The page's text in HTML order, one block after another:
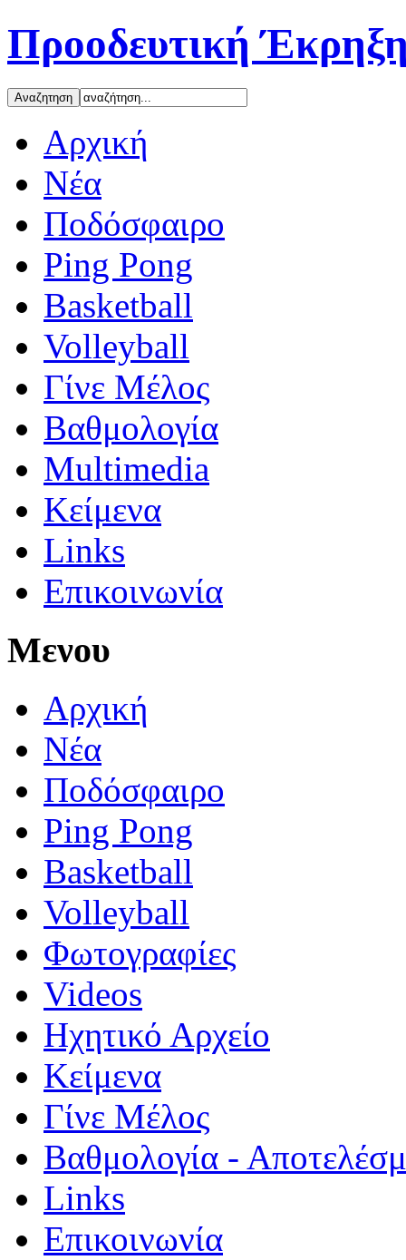
Προοδευτική
Αρχική
Νέα
Ποδόσφαιρο
Ping Pong
Basketball
Volleyball
Γίνε Μέλος
Βαθμολογία
Multimedia
Κείμενα
Links
Επικοινωνία
Μενου
Αρχική
Νέα
Ποδόσφαιρο
Ping Pong
Basketball
Volleyball
Φωτογραφίες
Videos
Ηχητικό Αρχείο
Κείμενα
Γίνε Μέλος
Βαθμολογία -
Links
Επικοινωνία